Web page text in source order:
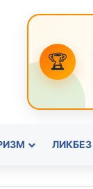
🏆
ЛИКБЕЗ